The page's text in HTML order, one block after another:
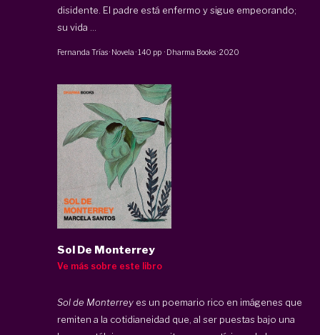
disidente. El padre está enfermo y sigue empeorando;
su vida ...
Fernanda Trías· Novela ·140 pp · Dharma Books·2020
Sol De Monterrey
Ve más sobre este libro
Sol de Monterrey es un poemario rico en imágenes que
remiten a la cotidianeidad que, al ser puestas bajo una